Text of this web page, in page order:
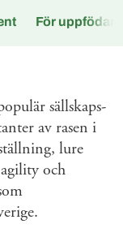
För uppfödare
sällskaps-
av rasen i
lure
och